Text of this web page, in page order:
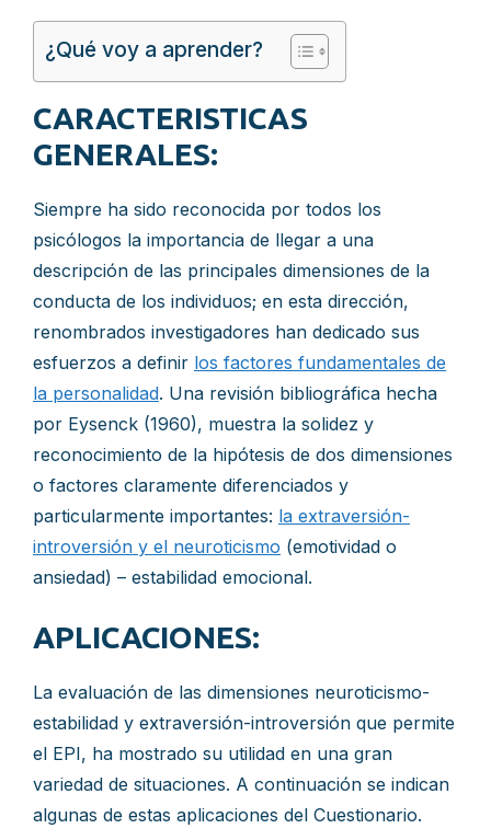
¿Qué voy a aprender?
CARACTERISTICAS
GENERALES:
Siempre ha sido reconocida por todos los
psicólogos la importancia de llegar a una
descripción de las principales dimensiones de la
conducta de los individuos; en esta dirección,
renombrados investigadores han dedicado sus
esfuerzos a definir los factores fundamentales de
la personalidad. Una revisión bibliográfica hecha
por Eysenck (1960), muestra la solidez y
reconocimiento de la hipótesis de dos dimensiones
o factores claramente diferenciados y
particularmente importantes: la extraversión-
introversión y el neuroticismo (emotividad o
ansiedad) – estabilidad emocional.
APLICACIONES:
La evaluación de las dimensiones neuroticismo-
estabilidad y extraversión-introversión que permite
el EPI, ha mostrado su utilidad en una gran
variedad de situaciones. A continuación se indican
algunas de estas aplicaciones del Cuestionario.